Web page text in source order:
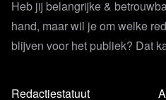
Heb jij belangrijke &
hand, maar wil je om welke
blijven voor het publiek? Dat
Redactiestatuut